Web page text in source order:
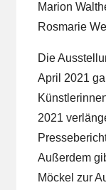
Marion
Rosmarie
Die
April 2021
2021
Außerdem
Möckel zur